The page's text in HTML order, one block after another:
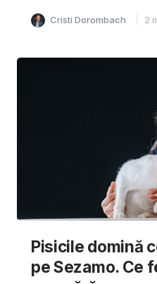
Cristi Dorombach 2
Pisicile domină
pe Sezamo. Ce